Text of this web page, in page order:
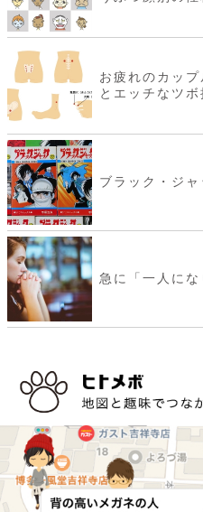
お疲れのカッ
とエッチなツボ
ブラック・ジ
急に「一人に